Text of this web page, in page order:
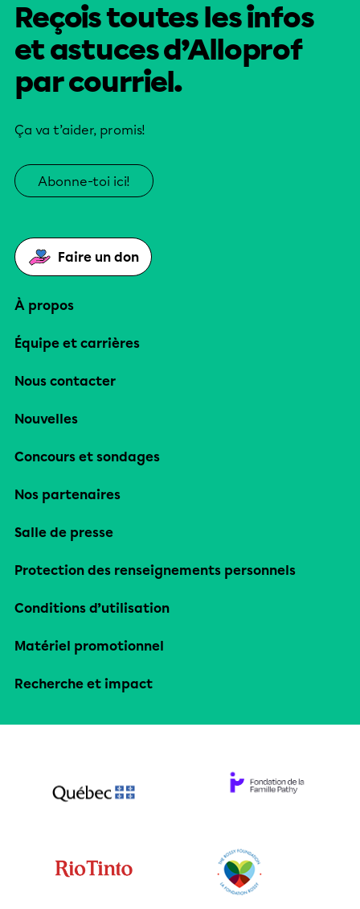
Reçois toutes les infos
et astuces d’Alloprof
par courriel.
Ça va t’aider, promis!
Abonne-toi ici!
Faire un don
À propos
Équipe et carrières
Nous contacter
Nouvelles
Concours et sondages
Nos partenaires
Salle de presse
Protection des renseignements personnels
Conditions d’utilisation
Matériel promotionnel
Recherche et impact